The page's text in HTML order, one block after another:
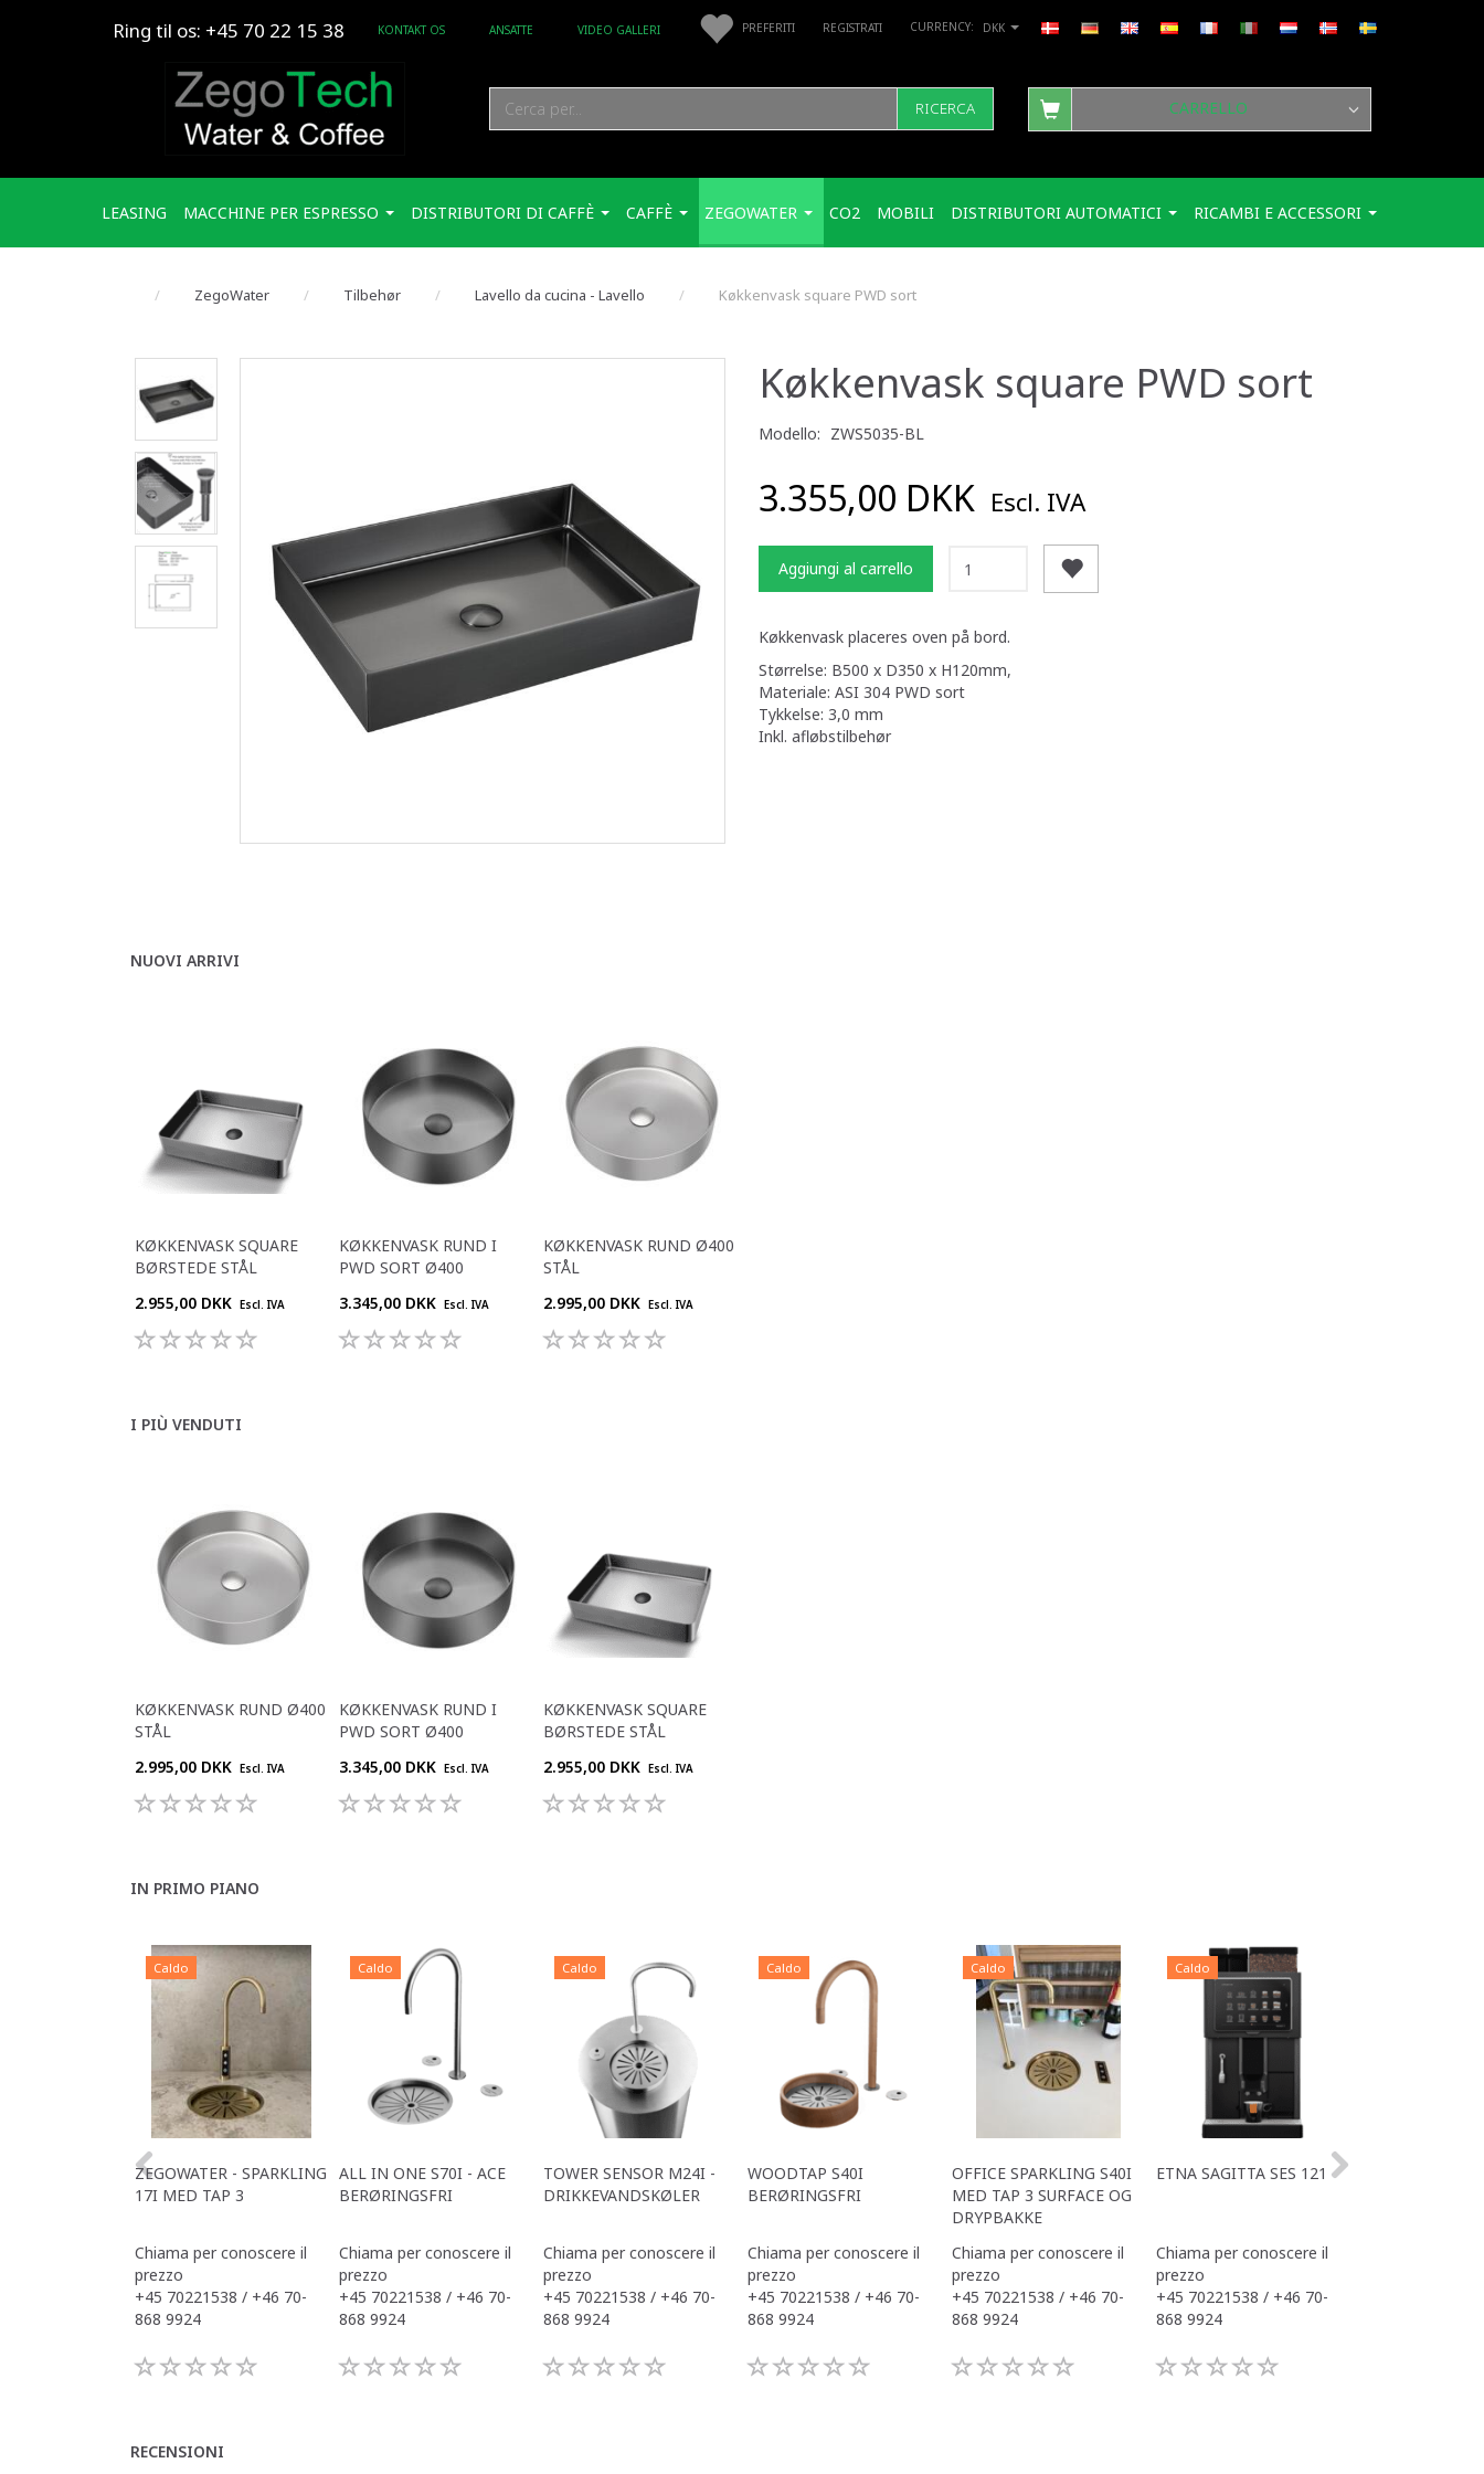
DKK
PREFERITI REGISTRATI
Ring til os: +45 70 22 15 38 KONTAKT OS ANSATTE VIDEO GALLERI
RICERCA CARRELLO
LEASING MACCHINE PER ESPRESSO DISTRIBUTORI DI CAFFÈ CAFFÈ ZEGOWATER CO2 MOBILI DISTRIBUTORI AUTOMATICI RICAMBI E ACCESSORI
ZegoWater Tilbehør Lavello da cucina - Lavello Køkkenvask square PWD sort
Køkkenvask square PWD sort
Modello: ZWS5035-BL
3.355,00 DKK Escl. IVA
Aggiungi al carrello
Køkkenvask placeres oven på bord.
Størrelse: B500 x D350 x H120mm,
Materiale: ASI 304 PWD sort
Tykkelse: 3,0 mm
Inkl. afløbstilbehør
NUOVI ARRIVI
KØKKENVASK SQUARE
BØRSTEDE STÅL
2.955,00 DKK
Escl. IVA
KØKKENVASK RUND I
PWD SORT Ø400
3.345,00 DKK
Escl. IVA
KØKKENVASK RUND Ø400
STÅL
2.995,00 DKK
Escl. IVA
I PIÙ VENDUTI
KØKKENVASK RUND Ø400
STÅL
2.995,00 DKK
Escl. IVA
KØKKENVASK RUND I
PWD SORT Ø400
3.345,00 DKK
Escl. IVA
KØKKENVASK SQUARE
BØRSTEDE STÅL
2.955,00 DKK
Escl. IVA
IN PRIMO PIANO
Caldo
ZEGOWATER - SPARKLING
17I MED TAP 3
Chiama per conoscere il
prezzo
+45 70221538 / +46 70-
868 9924
Caldo
ALL IN ONE S70I - ACE
BERØRINGSFRI
Chiama per conoscere il
prezzo
+45 70221538 / +46 70-
868 9924
Caldo
TOWER SENSOR M24I -
DRIKKEVANDSKØLER
Chiama per conoscere il
prezzo
+45 70221538 / +46 70-
868 9924
Caldo
WOODTAP S40I
BERØRINGSFRI
Chiama per conoscere il
prezzo
+45 70221538 / +46 70-
868 9924
Caldo
OFFICE SPARKLING S40I
MED TAP 3 SURFACE OG
DRYPBAKKE
Chiama per conoscere il
prezzo
+45 70221538 / +46 70-
868 9924
Caldo
ETNA SAGITTA SES 121
Chiama per conoscere il
prezzo
+45 70221538 / +46 70-
868 9924
RECENSIONI